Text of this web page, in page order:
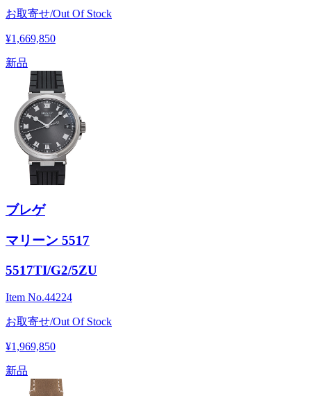
お取寄せ/Out Of Stock
¥1,669,850
新品
ブレゲ
マリーン 5517
5517TI/G2/5ZU
Item No.44224
お取寄せ/Out Of Stock
¥1,969,850
新品